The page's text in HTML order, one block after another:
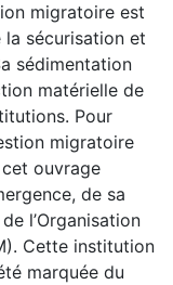
migratoire est
la sécurisation et
sédimentation
matérielle de
Pour
migratoire
ouvrage
de sa
l’Organisation
Cette institution
marquée du